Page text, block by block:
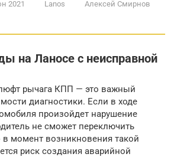
2021 Lanos Алексей Смирнов
на Ланосе с неисправной
рычага КПП — это важный
диагностики. Если в ходе
произойдет нарушение
не сможет переключить
момент возникновения такой
риск создания аварийной